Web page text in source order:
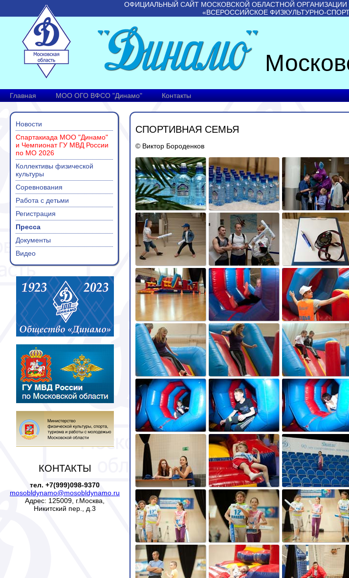
ОФИЦИАЛЬНЫЙ САЙТ МОСКОВСКОЙ ОБЛАСТНОЙ
«ВСЕРОССИЙСКОЕ ФИЗКУЛЬТУРНО-
Главная МОО ОГО ВФСО "Динамо" Контакты
Новости
Спартакиада МОО "Динамо"
и Чемпионат ГУ МВД России
по МО 2026
Коллективы физической
культуры
Соревнования
Работа с детьми
Регистрация
Пресса
Документы
Видео
КОНТАКТЫ
тел. +7(999)098-9370
mosobldynamo@mosobldynamo.ru
Адрес: 125009, г.Москва,
Никитский пер., д.3
СПОРТИВНАЯ СЕМЬЯ
© Виктор Бороденков